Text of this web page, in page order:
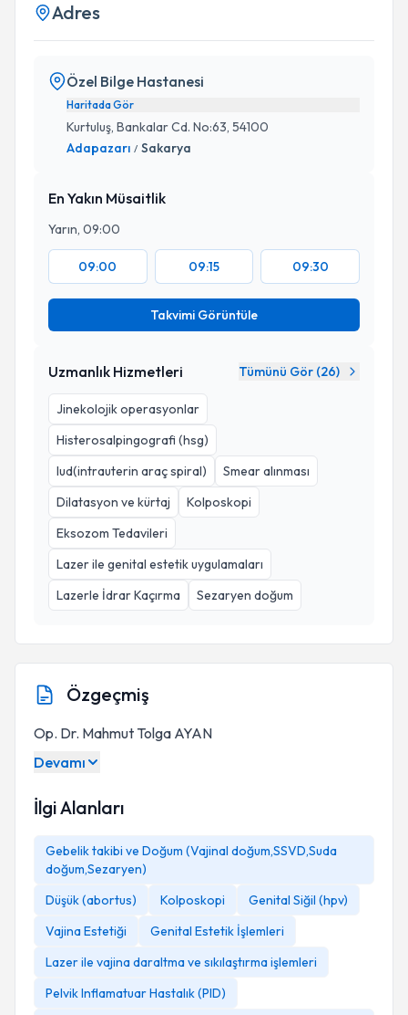
Adres
Özel Bilge Hastanesi
Haritada Gör
Kurtuluş, Bankalar Cd. No:63, 54100
Adapazarı / Sakarya
En Yakın Müsaitlik
Yarın, 09:00
09:00 09:15 09:30
Takvimi Görüntüle
Uzmanlık Hizmetleri Tümünü Gör (26)
Jinekolojik operasyonlar
Histerosalpingografi (hsg)
Iud(intrauterin araç spiral)
Smear alınması
Dilatasyon ve kürtaj
Kolposkopi
Eksozom Tedavileri
Lazer ile genital estetik uygulamaları
Lazerle İdrar Kaçırma
Sezaryen doğum
Özgeçmiş
Op. Dr. Mahmut Tolga AYAN
Devamı
İlgi Alanları
Gebelik takibi ve Doğum (Vajinal doğum,SSVD,Suda
doğum,Sezaryen)
Düşük (abortus)
Kolposkopi
Genital Siğil (hpv)
Vajina Estetiği
Genital Estetik İşlemleri
Lazer ile vajina daraltma ve sıkılaştırma işlemleri
Pelvik Inflamatuar Hastalık (PID)